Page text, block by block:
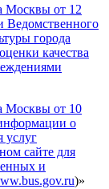
Москвы от 12
Ведомственного
города
качества
Москвы от 10
о
услуг
сайте для
и
)»